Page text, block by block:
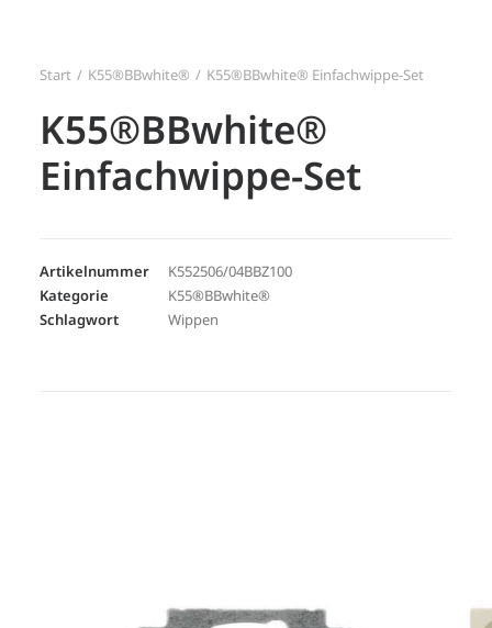
Start K55®BBwhite® K55®BBwhite® Einfachwippe-Set
K55®BBwhite®
Einfachwippe-Set
Artikelnummer
K552506/04BBZ100
Kategorie
K55®BBwhite®
Schlagwort
Wippen